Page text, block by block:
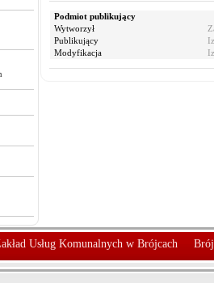
Podmiot publikujący
Wytworzył
Publikujący
Modyfikacja
Usług Komunalnych w Brójcach